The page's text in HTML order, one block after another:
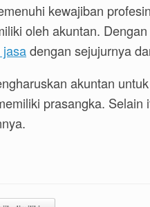
kewajiban
oleh akuntan.
jasadengan sejujurnya
akuntan
prasangka.